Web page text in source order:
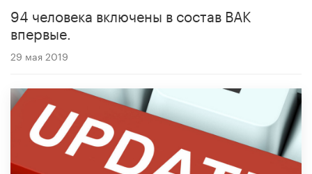
94 человека включены в состав ВАК
впервые.
29 мая 2019